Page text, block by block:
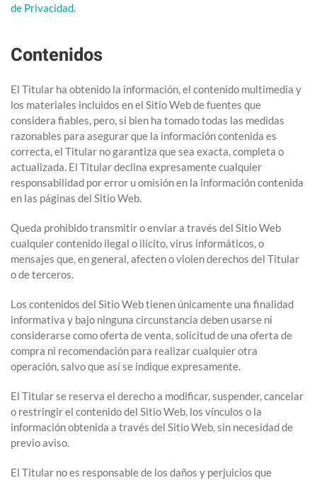
de Privacidad.
Contenidos
El Titular ha obtenido la información, el contenido multimedia y
los materiales incluidos en el Sitio Web de fuentes que
considera fiables, pero, si bien ha tomado todas las medidas
razonables para asegurar que la información contenida es
correcta, el Titular no garantiza que sea exacta, completa o
actualizada. El Titular declina expresamente cualquier
responsabilidad por error u omisión en la información contenida
en las páginas del Sitio Web.
Queda prohibido transmitir o enviar a través del Sitio Web
cualquier contenido ilegal o ilícito, virus informáticos, o
mensajes que, en general, afecten o violen derechos del Titular
o de terceros.
Los contenidos del Sitio Web tienen únicamente una finalidad
informativa y bajo ninguna circunstancia deben usarse ni
considerarse como oferta de venta, solicitud de una oferta de
compra ni recomendación para realizar cualquier otra
operación, salvo que así se indique expresamente.
El Titular se reserva el derecho a modificar, suspender, cancelar
o restringir el contenido del Sitio Web, los vínculos o la
información obtenida a través del Sitio Web, sin necesidad de
previo aviso.
El Titular no es responsable de los daños y perjuicios que